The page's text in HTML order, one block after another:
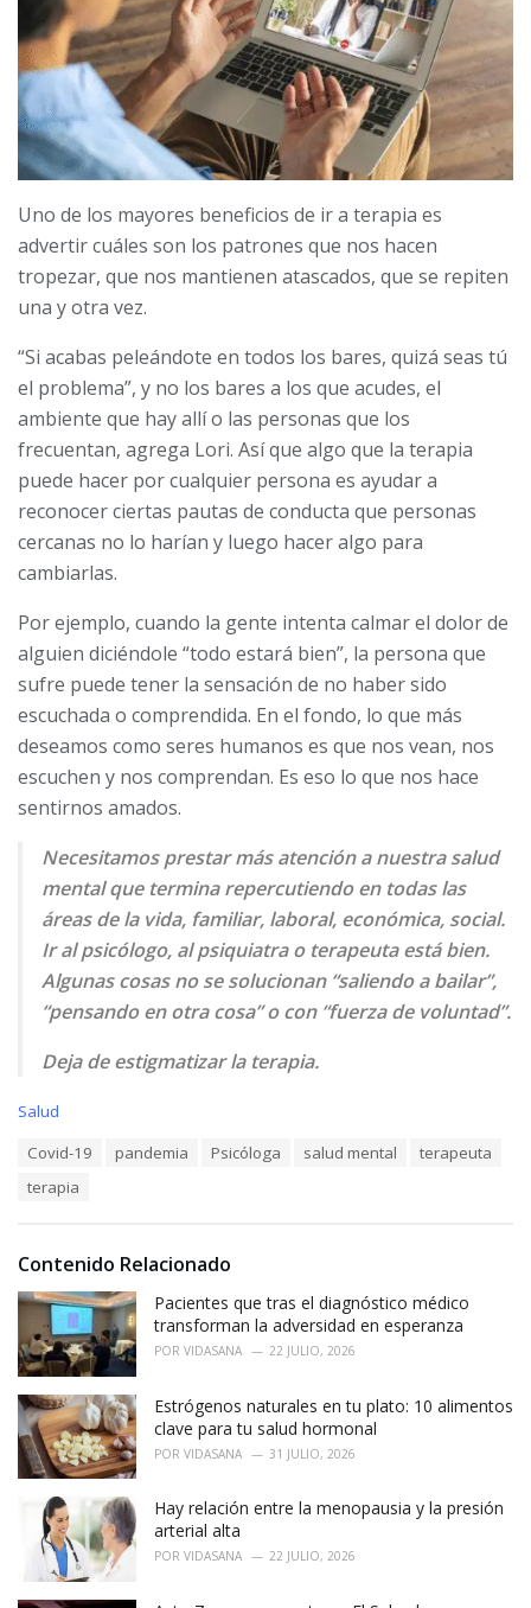
Uno de los mayores beneficios de ir a terapia es
advertir cuáles son los patrones que nos hacen
tropezar, que nos mantienen atascados, que se repiten
una y otra vez.
“Si acabas peleándote en todos los bares, quizá seas tú
el problema”, y no los bares a los que acudes, el
ambiente que hay allí o las personas que los
frecuentan, agrega Lori. Así que algo que la terapia
puede hacer por cualquier persona es ayudar a
reconocer ciertas pautas de conducta que personas
cercanas no lo harían y luego hacer algo para
cambiarlas.
Por ejemplo, cuando la gente intenta calmar el dolor de
alguien diciéndole “todo estará bien”, la persona que
sufre puede tener la sensación de no haber sido
escuchada o comprendida. En el fondo, lo que más
deseamos como seres humanos es que nos vean, nos
escuchen y nos comprendan. Es eso lo que nos hace
sentirnos amados.
Necesitamos prestar más atención a nuestra salud
mental que termina repercutiendo en todas las
áreas de la vida, familiar, laboral, económica, social.
Ir al psicólogo, al psiquiatra o terapeuta está bien.
Algunas cosas no se solucionan “saliendo a bailar”,
“pensando en otra cosa” o con “fuerza de voluntad”.
Deja de estigmatizar la terapia.
C
i
s
Salud
Covid-19 pandemia Psicóloga salud mental
terapeuta
terapia
Contenido Relacionado
Pacientes que tras el diagnóstico médico
transforman la adversidad en esperanza
POR VIDASANA 22 JULIO, 2026
Estrógenos naturales en tu plato: 10 alimentos
clave para tu salud hormonal
POR VIDASANA 31 JULIO, 2026
Hay relación entre la menopausia y la presión
arterial alta
POR VIDASANA 22 JULIO, 2026